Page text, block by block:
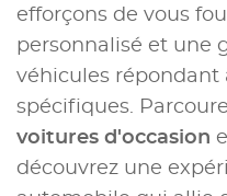
efforçons de vous
personnalisé et une
véhicules répondant
spécifiques.
voitures d'occasion
découvrez une